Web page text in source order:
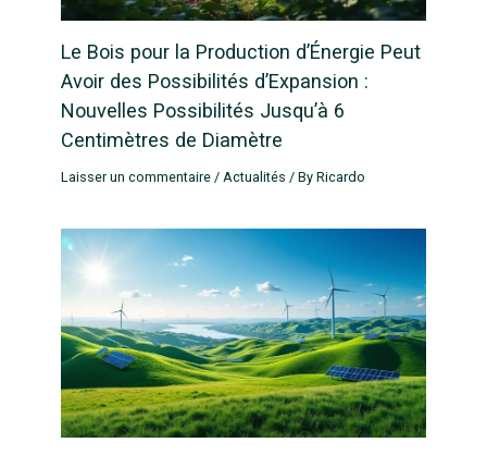
Le Bois pour la Production d’Énergie Peut
Avoir des Possibilités d’Expansion :
Nouvelles Possibilités Jusqu’à 6
Centimètres de Diamètre
Laisser un commentaire / Actualités / ByRicardo